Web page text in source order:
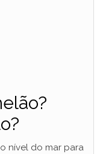
nível do mar para